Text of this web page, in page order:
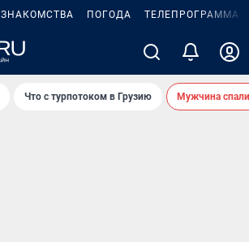
ЗНАКОМСТВА ПОГОДА ТЕЛЕПРОГРАММА
Что с турпотоком в Грузию Мужчина